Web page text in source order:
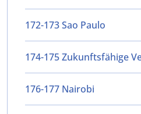
172-173 Sao Paulo
174-175 Zukunftsfähige
176-177 Nairobi